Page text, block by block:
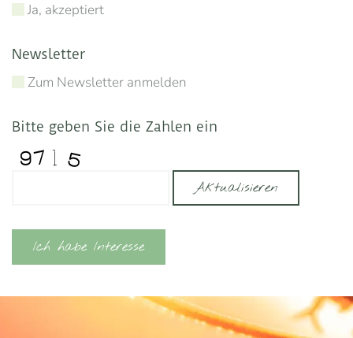
Ja, akzeptiert
Newsletter
Zum Newsletter anmelden
Bitte geben Sie die Zahlen ein
Aktualisieren
Ich habe Interesse